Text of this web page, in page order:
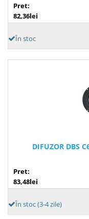
Pret:
82,36lei
În stoc
DIFUZOR DBS
Pret:
83,48lei
În stoc (3-4 zile)